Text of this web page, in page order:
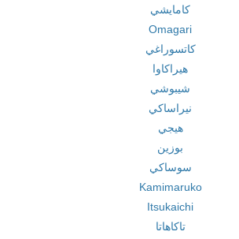
كامايشي
Omagari
كاتسوراغي
هيراكاوا
شيبوشي
نيراساكي
هيجي
بوزين
سوساكي
Kamimaruko
Itsukaichi
تاكاهاتا